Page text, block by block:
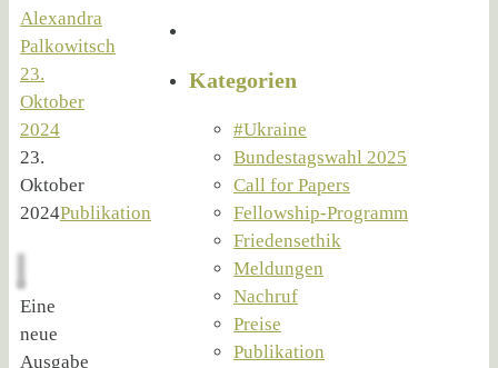
Alexandra
Palkowitsch
23.
Oktober
2024
23.
Oktober
2024Publikation
Eine
neue
Ausgabe
Kategorien
#Ukraine
Bundestagswahl 2025
Call for Papers
Fellowship-Programm
Friedensethik
Meldungen
Nachruf
Preise
Publikation